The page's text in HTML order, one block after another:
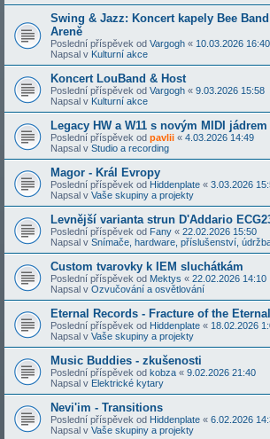
Swing & Jazz: Koncert kapely Bee
Areně
Poslední příspěvek od Vargogh « 10.03.2026 16:40
Napsal v Kulturní akce
Koncert LouBand & Host
Poslední příspěvek od Vargogh « 9.03.2026 15:58
Napsal v Kulturní akce
Legacy HW a W11 s novým MIDI jádrem
Poslední příspěvek od pavlii « 4.03.2026 14:49
Napsal v Studio a recording
Magor - Král Evropy
Poslední příspěvek od Hiddenplate « 3.03.2026
Napsal v Vaše skupiny a projekty
Levnější varianta strun D'Addario
Poslední příspěvek od Fany « 22.02.2026 15:50
Napsal v Snímače, hardware, příslušenství,
Custom tvarovky k IEM sluchátkám
Poslední příspěvek od Mektys « 22.02.2026 14:10
Napsal v Ozvučování a osvětlování
Eternal Records - Fracture of the
Poslední příspěvek od Hiddenplate « 18.02.2026
Napsal v Vaše skupiny a projekty
Music Buddies - zkušenosti
Poslední příspěvek od kobza « 9.02.2026 21:40
Napsal v Elektrické kytary
Nevi'im - Transitions
Poslední příspěvek od Hiddenplate « 6.02.2026
Napsal v Vaše skupiny a projekty